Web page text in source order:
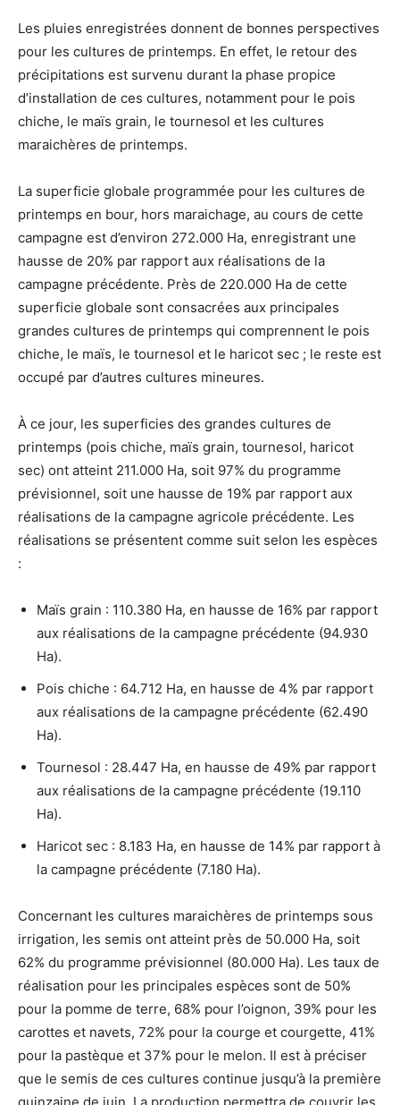
Les pluies enregistrées donnent de bonnes perspectives
pour les cultures de printemps. En effet, le retour des
précipitations est survenu durant la phase propice
d’installation de ces cultures, notamment pour le pois
chiche, le maïs grain, le tournesol et les cultures
maraichères de printemps.
La superficie globale programmée pour les cultures de
printemps en bour, hors maraichage, au cours de cette
campagne est d’environ 272.000 Ha, enregistrant une
hausse de 20% par rapport aux réalisations de la
campagne précédente. Près de 220.000 Ha de cette
superficie globale sont consacrées aux principales
grandes cultures de printemps qui comprennent le pois
chiche, le maïs, le tournesol et le haricot sec ; le reste est
occupé par d’autres cultures mineures.
À ce jour, les superficies des grandes cultures de
printemps (pois chiche, maïs grain, tournesol, haricot
sec) ont atteint 211.000 Ha, soit 97% du programme
prévisionnel, soit une hausse de 19% par rapport aux
réalisations de la campagne agricole précédente. Les
réalisations se présentent comme suit selon les espèces
:
Maïs grain : 110.380 Ha, en hausse de 16% par rapport
aux réalisations de la campagne précédente (94.930
Ha).
Pois chiche : 64.712 Ha, en hausse de 4% par rapport
aux réalisations de la campagne précédente (62.490
Ha).
Tournesol : 28.447 Ha, en hausse de 49% par rapport
aux réalisations de la campagne précédente (19.110
Ha).
Haricot sec : 8.183 Ha, en hausse de 14% par rapport à
la campagne précédente (7.180 Ha).
Concernant les cultures maraichères de printemps sous
irrigation, les semis ont atteint près de 50.000 Ha, soit
62% du programme prévisionnel (80.000 Ha). Les taux de
réalisation pour les principales espèces sont de 50%
pour la pomme de terre, 68% pour l’oignon, 39% pour les
carottes et navets, 72% pour la courge et courgette, 41%
pour la pastèque et 37% pour le melon. Il est à préciser
que le semis de ces cultures continue jusqu’à la première